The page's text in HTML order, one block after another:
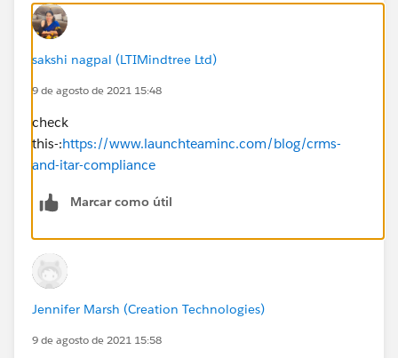
sakshi nagpal (LTIMindtree Ltd)
9 de agosto de 2021 15:48
check
this-:https://www.launchteaminc.com/blog/crms-
and-itar-compliance
Marcar como útil
Jennifer Marsh (Creation Technologies)
9 de agosto de 2021 15:58